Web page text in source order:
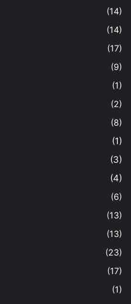
(14)
(14)
(17)
(9)
(1)
(2)
(8)
(1)
(3)
(4)
(6)
(13)
(13)
(23)
(17)
(1)